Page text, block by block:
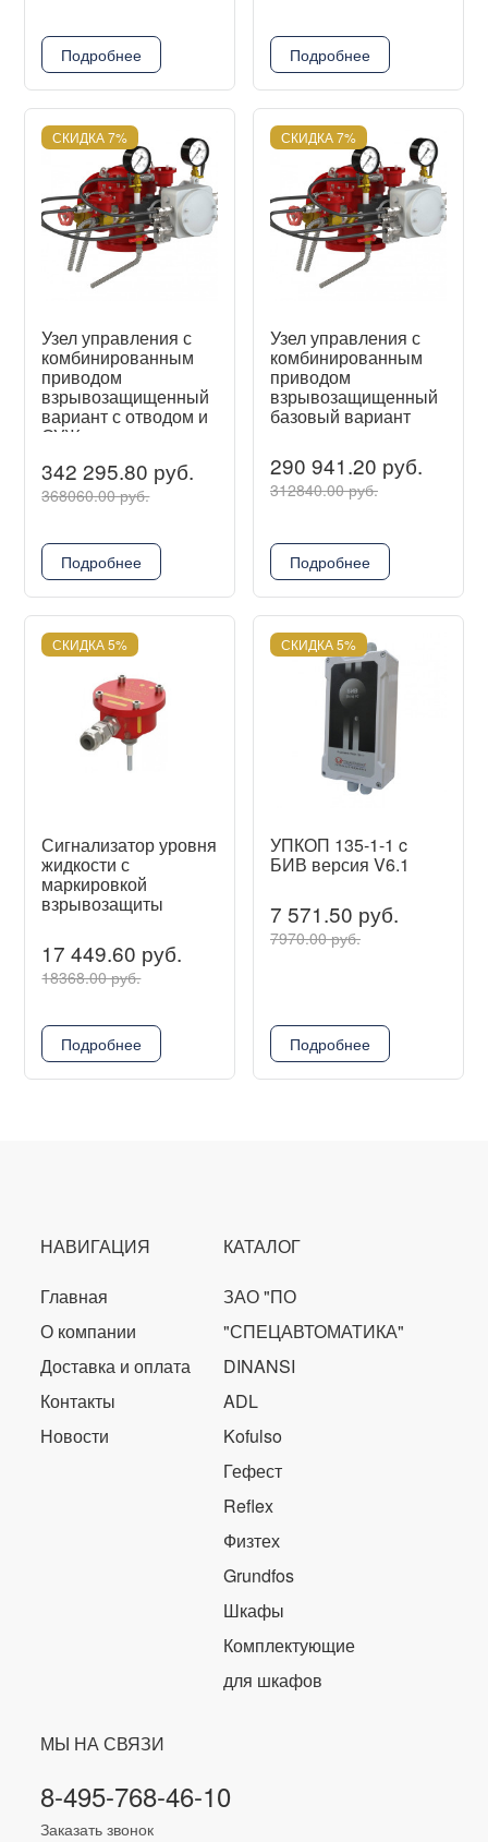
Подробнее Подробнее
СКИДКА 7%
Узел управления с
комбинированным
приводом
взрывозащищенный
вариант с отводом и
СУЖ
342 295.80 руб.
368060.00 руб.
Подробнее
СКИДКА 7%
Узел управления с
комбинированным
приводом
взрывозащищенный
базовый вариант
290 941.20 руб.
312840.00 руб.
Подробнее
СКИДКА 5%
Сигнализатор уровня
жидкости с
маркировкой
взрывозащиты
17 449.60 руб.
18368.00 руб.
Подробнее
СКИДКА 5%
УПКОП 135-1-1 c
БИВ версия V6.1
7 571.50 руб.
7970.00 руб.
Подробнее
НАВИГАЦИЯ
Главная
О компании
Доставка и оплата
Контакты
Новости
КАТАЛОГ
ЗАО "ПО
"СПЕЦАВТОМАТИКА"
DINANSI
ADL
Kofulso
Гефест
Reflex
Физтех
Grundfos
Шкафы
Комплектующие
для шкафов
МЫ НА СВЯЗИ
8-495-768-46-10
Заказать звонок